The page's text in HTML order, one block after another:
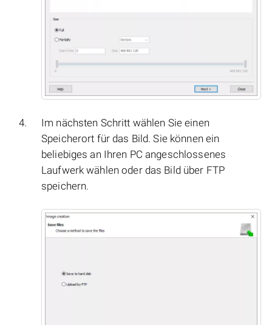
Im nächsten Schritt wählen Sie einen
Speicherort für das Bild. Sie können ein
beliebiges an Ihren PC angeschlossenes
Laufwerk wählen oder das Bild über FTP
speichern.